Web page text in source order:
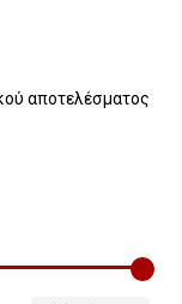
αποτελέσματος